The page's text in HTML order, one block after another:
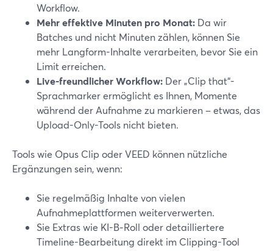
Workflow.
Mehr effektive Minuten pro Monat: Da wir
Batches und nicht Minuten zählen, können Sie
mehr Langform-Inhalte verarbeiten, bevor Sie ein
Limit erreichen.
Live-freundlicher Workflow: Der „Clip that“-
Sprachmarker ermöglicht es Ihnen, Momente
während der Aufnahme zu markieren – etwas, das
Upload-Only-Tools nicht bieten.
Tools wie Opus Clip oder VEED können nützliche
Ergänzungen sein, wenn:
Sie regelmäßig Inhalte von vielen
Aufnahmeplattformen weiterverwerten.
Sie Extras wie KI-B‑Roll oder detailliertere
Timeline-Bearbeitung direkt im Clipping-Tool